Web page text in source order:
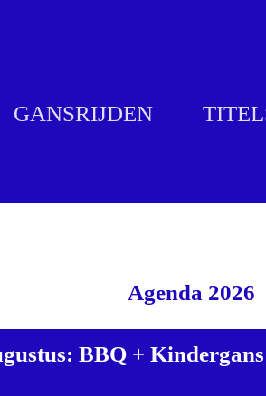
GANSRIJDEN
Agenda 2026
BBQ + Kindergans